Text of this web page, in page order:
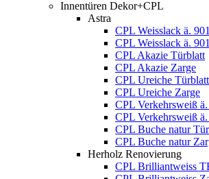
Innentüren Dekor+CPL
Astra
CPL Weisslack ä.
CPL Weisslack ä.
CPL Akazie Türblatt
CPL Akazie Zarge
CPL Ureiche Türblatt
CPL Ureiche Zarge
CPL Verkehrsweiß
CPL Verkehrsweiß
CPL Buche natur
CPL Buche natur
Herholz Renovierung
CPL Brilliantweiss